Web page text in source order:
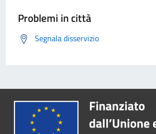
Problemi in città
Segnala disservizio